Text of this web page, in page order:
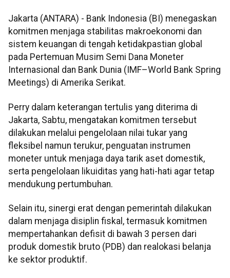
Jakarta (ANTARA) - Bank Indonesia (BI) menegaskan
komitmen menjaga stabilitas makroekonomi dan
sistem keuangan di tengah ketidakpastian global
pada Pertemuan Musim Semi Dana Moneter
Internasional dan Bank Dunia (IMF–World Bank Spring
Meetings) di Amerika Serikat.
Perry dalam keterangan tertulis yang diterima di
Jakarta, Sabtu, mengatakan komitmen tersebut
dilakukan melalui pengelolaan nilai tukar yang
fleksibel namun terukur, penguatan instrumen
moneter untuk menjaga daya tarik aset domestik,
serta pengelolaan likuiditas yang hati-hati agar tetap
mendukung pertumbuhan.
Selain itu, sinergi erat dengan pemerintah dilakukan
dalam menjaga disiplin fiskal, termasuk komitmen
mempertahankan defisit di bawah 3 persen dari
produk domestik bruto (PDB) dan realokasi belanja
ke sektor produktif.